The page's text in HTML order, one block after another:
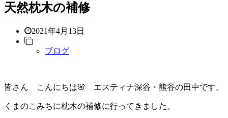
天然枕木の補修
2021年4月13日
ブログ
皆さん こんにちは🌸 エスティナ深谷・熊谷の田中です。
くまのこみちに枕木の補修に行ってきました。